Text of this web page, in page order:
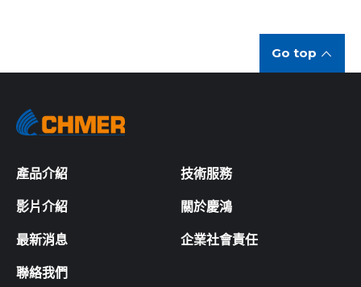
Go top
產品介紹 技術服務
影片介紹 關於慶鴻
最新消息 企業社會責任
聯絡我們